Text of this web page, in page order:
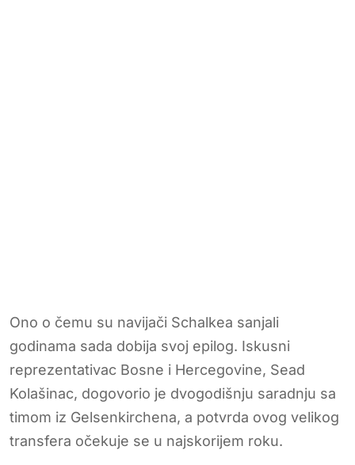
Ono o čemu su navijači Schalkea sanjali
godinama sada dobija svoj epilog. Iskusni
reprezentativac Bosne i Hercegovine, Sead
Kolašinac, dogovorio je dvogodišnju saradnju sa
timom iz Gelsenkirchena, a potvrda ovog velikog
transfera očekuje se u najskorijem roku.